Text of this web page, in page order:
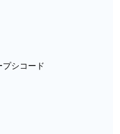
プシコード